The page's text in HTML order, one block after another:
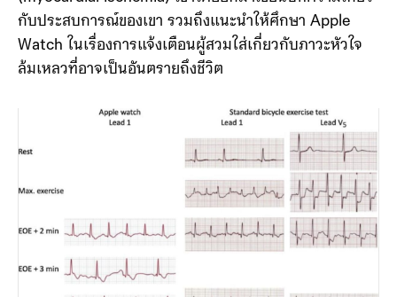
กับประสบการณ์ของเขา รวมถึงแนะนำให้ศึกษา Apple
Watch ในเรื่องการแจ้งเตือนผู้สวมใส่เกี่ยวกับภาวะหัวใจ
ล้มเหลวที่อาจเป็นอันตรายถึงชีวิต